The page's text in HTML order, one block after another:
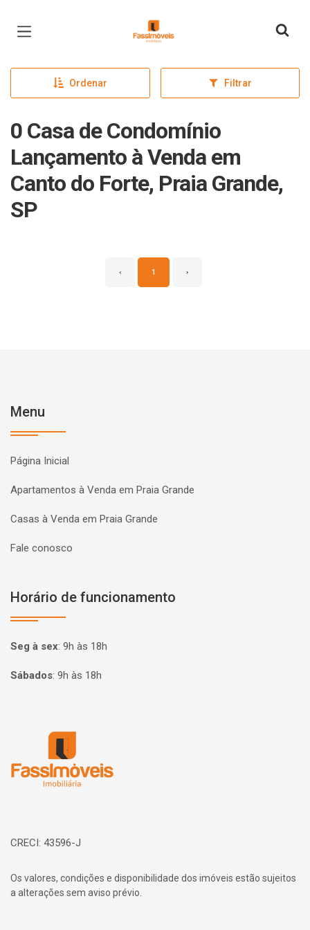
Página inicial
Ordenar Filtrar
0 Casa de Condomínio
Lançamento à Venda em
Canto do Forte, Praia Grande,
SP
‹ 1 ›
Menu
Página Inicial
Apartamentos à Venda em Praia Grande
Casas à Venda em Praia Grande
Fale conosco
Horário de funcionamento
Seg à sex: 9h às 18h
Sábados: 9h às 18h
CRECI: 43596-J
Os valores, condições e disponibilidade dos imóveis estão sujeitos
a alterações sem aviso prévio.